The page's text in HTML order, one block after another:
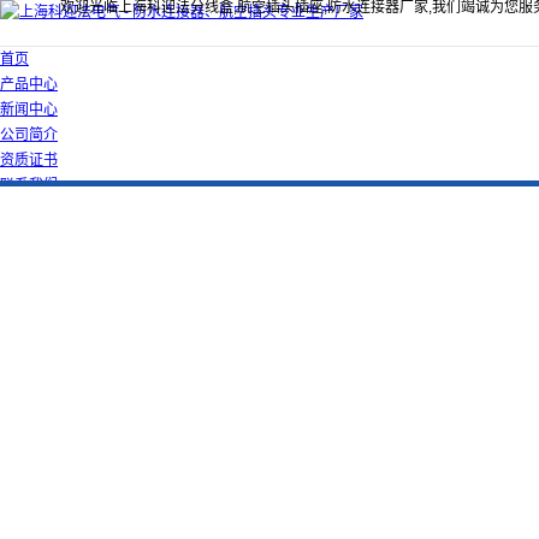
欢迎光临上海科迎法分线盒,航空插头插座,防水连接器厂家,我们竭诚为您服
首页
产品中心
新闻中心
公司简介
资质证书
联系我们